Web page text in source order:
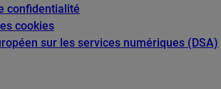
confidentialité
cookies
sur les services numériques (DSA)